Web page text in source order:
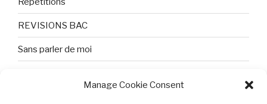
Manage Cookie Consent
REVISIONS BAC
Sans parler de moi